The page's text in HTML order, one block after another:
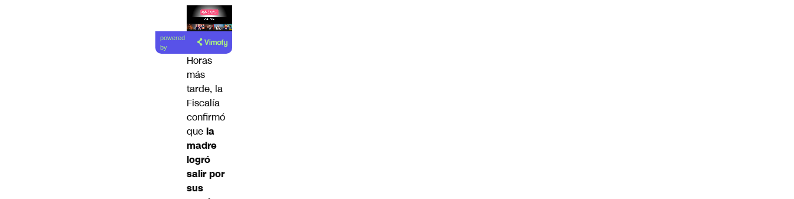
Lea el
artículo
powered
by
Horas
más
tarde, la
Fiscalía
confirmó
que la
madre
logró
salir por
sus